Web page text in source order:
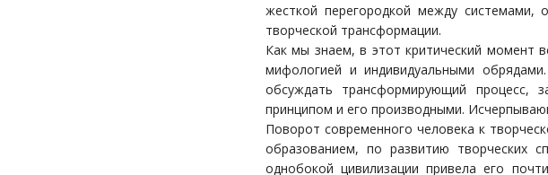
жесткой перегородкой между системами,
творческой трансформации.
Как мы знаем, в этот критический момент
мифологией и индивидуальными
обсуждать трансформирующий процесс,
принципом и его производными.
Поворот современного человека к
образованием, по развитию творческих
однобокой цивилизации привела его